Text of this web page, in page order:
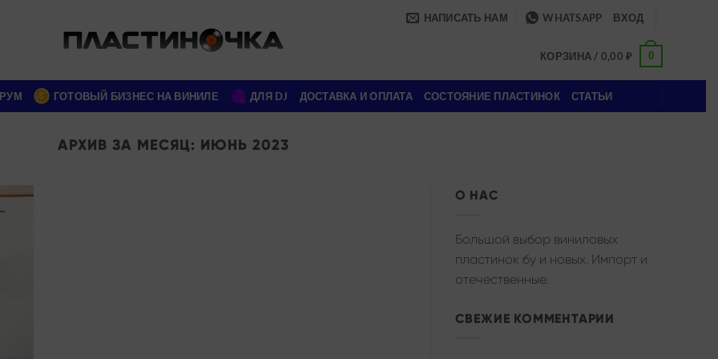
НАПИСАТЬ НАМ WHATSAPP ВХОД
КОРЗИНА / 0,00₽ 0
ГОТОВЫЙ БИЗНЕС НА ВИНИЛЕ ДЛЯ DJ ДОСТАВКА И ОПЛАТА СОСТОЯНИЕ ПЛАСТИНОК СТАТЬИ
АРХИВ ЗА МЕСЯЦ: ИЮНЬ 2023
О НАС
Большой выбор виниловых
пластинок бу и новых. Импорт и
отечественные.
СВЕЖИЕ КОММЕНТАРИИ